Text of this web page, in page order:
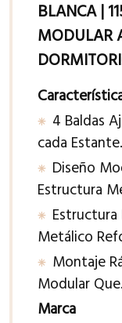
BLANCA |
MODULAR
4 Baldas
cada
Diseño
Estructura
Metálico
Montaje
Modular
Marca